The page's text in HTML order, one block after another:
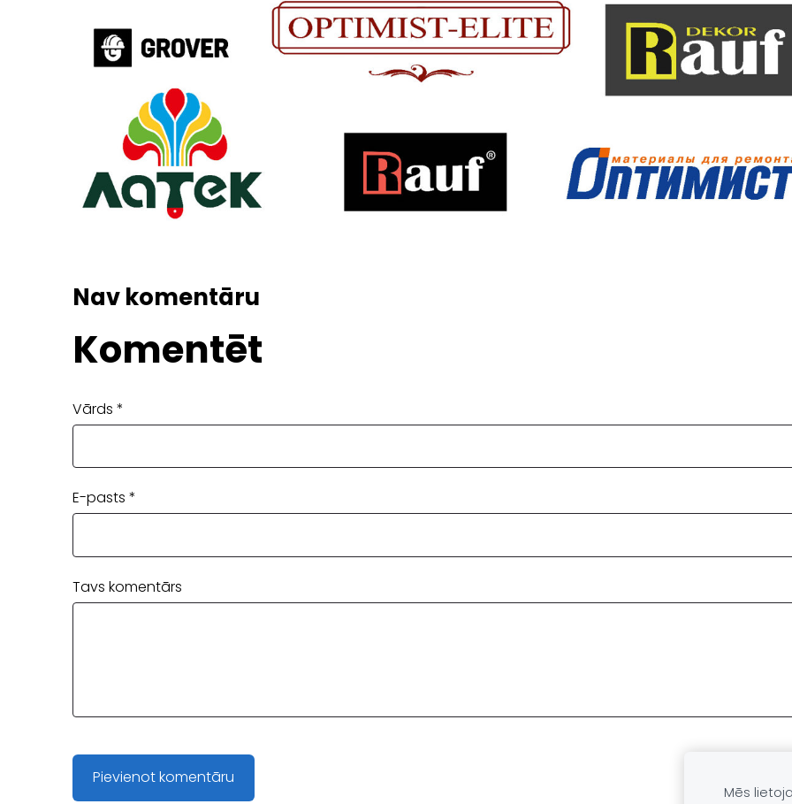
Nav komentāru
Komentēt
Vārds *
E-pasts *
Tavs komentārs
Mēs